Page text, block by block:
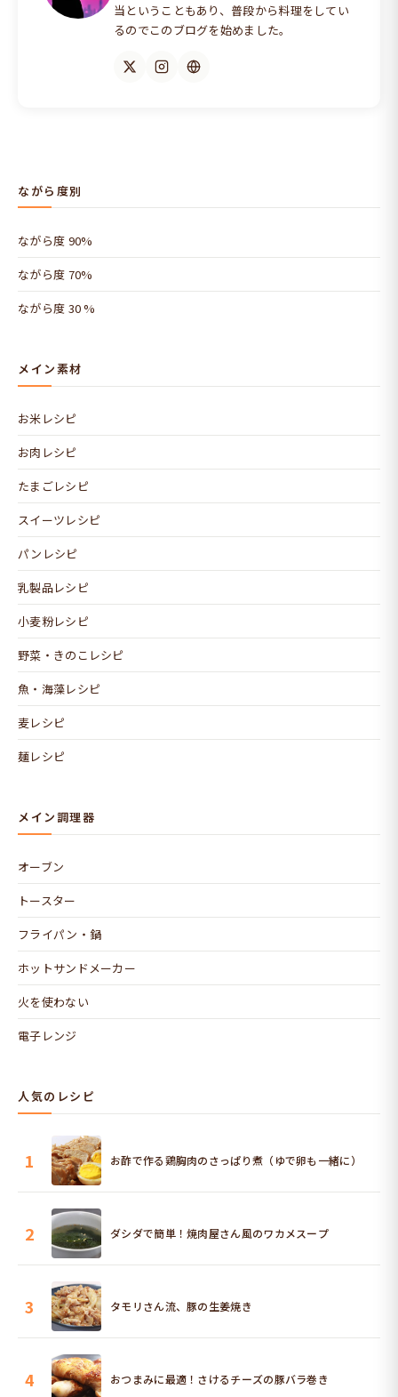
当ということもあり、普段から料理をしてい
るのでこのブログを始めました。
ながら度別
ながら度 90%
ながら度 70%
ながら度 30 %
メイン素材
お米レシピ
お肉レシピ
たまごレシピ
スイーツレシピ
パンレシピ
乳製品レシピ
小麦粉レシピ
野菜・きのこレシピ
魚・海藻レシピ
麦レシピ
麺レシピ
メイン調理器
オーブン
トースター
フライパン・鍋
ホットサンドメーカー
火を使わない
電子レンジ
人気のレシピ
1 お酢で作る鶏胸肉のさっぱり煮（ゆで卵も一緒に）
2 ダシダで簡単！焼肉屋さん風のワカメスープ
3 タモリさん流、豚の生姜焼き
4 おつまみに最適！さけるチーズの豚バラ巻き